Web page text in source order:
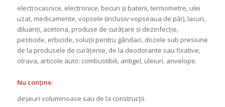
electrocasnice, electronice, becuri și baterii, termometre, ulei
uzat, medicamente, vopsele (inclusiv vopseaua de păr), lacuri,
diluanți, acetona, produse de curățare și dezinfecție,
pesticide, erbicide, soluții pentru gândaci, dozele sub presiune
de la produsele de curățenie, de la deodorante sau fixative,
otrava, articole auto: combustibili, antigel, uleiuri, anvelope.
Nu conține:
deșeuri voluminoase sau de la construcții.